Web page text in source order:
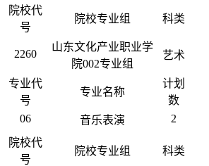
院校代
号
院校专业组 科类
2260
山东文化产业职业学
院002专业组
艺术
专业代
号
专业名称
计划
数
06 音乐表演
2
院校代
号
院校专业组 科类